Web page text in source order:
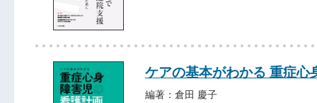
ケアの基本がわかる 重症心
編著：倉田 慶子